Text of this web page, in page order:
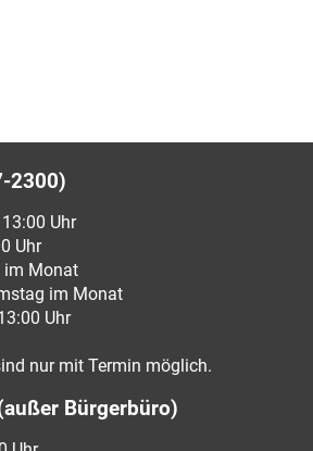
2300)
Uhr
Uhr
im Monat
im Monat
Uhr
nur mit Termin möglich.
Bürgerbüro)